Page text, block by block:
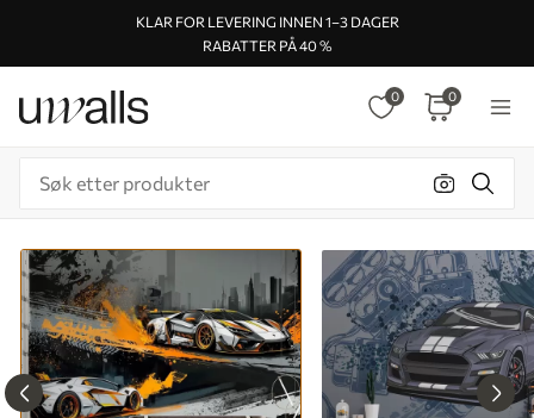
KLAR FOR LEVERING INNEN 1–3 DAGER
RABATTER PÅ 40 %
0 0